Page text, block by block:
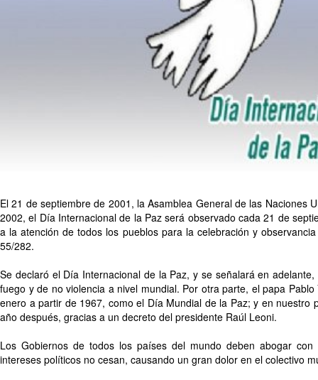
El 21 de septiembre de 2001, la Asamblea General de las Naciones
2002, el Día Internacional de la Paz será observado cada 21 de
a la atención de todos los pueblos para la celebración y
55/282.
Se declaró el Día Internacional de la Paz, y se señalará en
fuego y de no violencia a nivel mundial. Por otra parte, el papa
enero a partir de 1967, como el Día Mundial de la Paz; y en nuestro
año después, gracias a un decreto del presidente Raúl Leoni.
Los Gobiernos de todos los países del mundo deben abogar
intereses políticos no cesan, causando un gran dolor en el colectivo